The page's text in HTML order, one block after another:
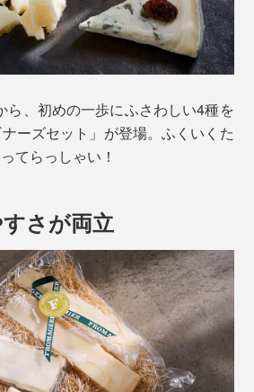
ら、初めの一歩にふさわしい4種を
ーズセット」が登場。ふくいくた
てらっしゃい！
さが両立